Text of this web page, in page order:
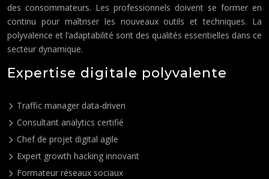
des consommateurs. Les professionnels doivent se former en
continu pour maîtriser les nouveaux outils et techniques. La
polyvalence et l’adaptabilité sont des qualités essentielles dans ce
secteur dynamique.
Expertise digitale polyvalente
Traffic manager data-driven
Consultant analytics certifié
Chef de projet digital agile
Expert growth hacking innovant
Formateur réseaux sociaux